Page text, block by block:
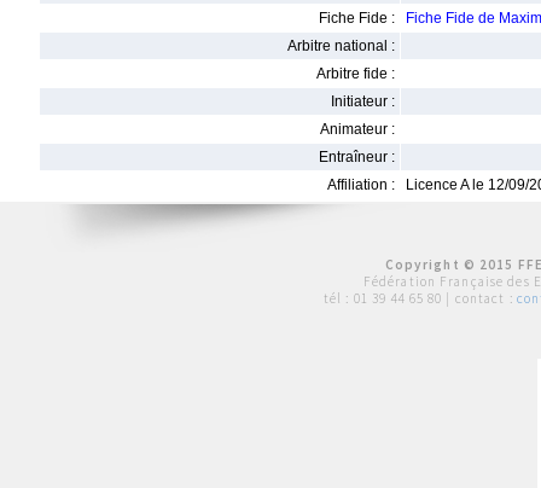
Fiche Fide :
Fiche Fide de
Arbitre national :
Arbitre fide :
Initiateur :
Animateur :
Entraîneur :
Affiliation :
Licence A le 12/09/
Copyright © 2015
Fédération Française des
tél : 01 39 44 65 80 | contact :